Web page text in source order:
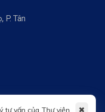
P. Tân
tư vấn của Thư viện. ✖